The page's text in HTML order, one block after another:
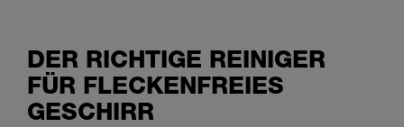
DER RICHTIGE REINIGER
FÜR FLECKENFREIES
GESCHIRR